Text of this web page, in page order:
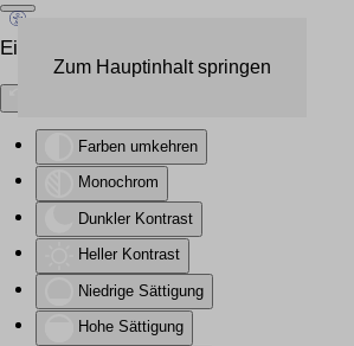
Eingabehilfen öffnen
Farben umkehren
Monochrom
Dunkler Kontrast
Heller Kontrast
Niedrige Sättigung
Hohe Sättigung
Zum Hauptinhalt springen